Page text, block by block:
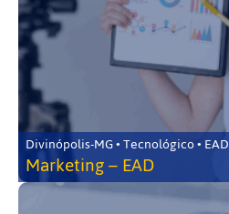
Divinópolis-MG • Tecnológico • EAD
Marketing – EAD